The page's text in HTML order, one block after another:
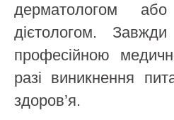
дерматологом або
дієтологом.
професійною
разі виникнення
здоров’я.